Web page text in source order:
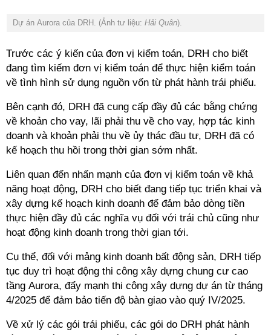
Dự án Aurora của DRH. (Ảnh tư liệu: Hải Quân).
Trước các ý kiến của đơn vị kiểm toán, DRH cho biết
đang tìm kiếm đơn vị kiểm toán để thực hiện kiểm toán
về tình hình sử dụng nguồn vốn từ phát hành trái phiếu.
Bên cạnh đó, DRH đã cung cấp đầy đủ các bằng chứng
về khoản cho vay, lãi phải thu về cho vay, hợp tác kinh
doanh và khoản phải thu về ủy thác đầu tư, DRH đã có
kế hoạch thu hồi trong thời gian sớm nhất.
Liên quan đến nhấn mạnh của đơn vị kiểm toán về khả
năng hoạt động, DRH cho biết đang tiếp tục triển khai và
xây dựng kế hoạch kinh doanh để đảm bảo dòng tiền
thực hiện đầy đủ các nghĩa vụ đối với trái chủ cũng như
hoạt động kinh doanh trong thời gian tới.
Cụ thể, đối với mảng kinh doanh bất động sản, DRH tiếp
tục duy trì hoạt động thi công xây dựng chung cư cao
tầng Aurora, đẩy mạnh thi công xây dựng dự án từ tháng
4/2025 để đảm bảo tiến độ bàn giao vào quý IV/2025.
Về xử lý các gói trái phiếu, các gói do DRH phát hành